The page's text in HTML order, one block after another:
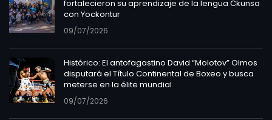
fortalecieron su aprendizaje de la lengua Ckunsa
con Yockontur
09/07/2026
Histórico: El antofagastino David “Molotov” Olmos
disputará el Título Continental de Boxeo y busca
meterse en la élite mundial
09/07/2026